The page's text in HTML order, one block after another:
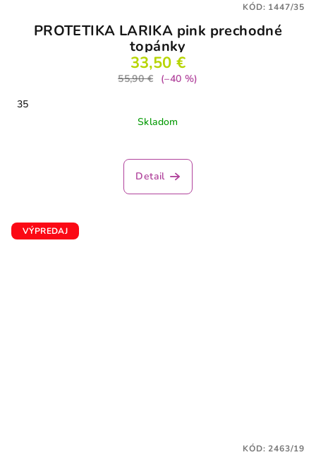
PROTETIKA LARIKA pink prechodné
topánky
33,50 €
55,90 €
(–40 %)
35
Skladom
Detail
KÓD: 1447/35
VÝPREDAJ
KÓD:2463/19